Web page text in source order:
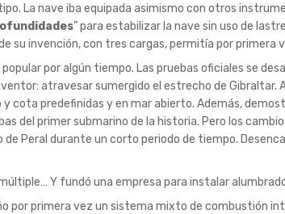
La nave iba equipada asimismo con otros
” para estabilizar la nave sin uso de
su invención, con tres cargas, permitía por primera
por algún tiempo. Las pruebas oficiales se
atravesar sumergido el estrecho de Gibraltar.
predefinidas y en mar abierto. Además,
del primer submarino de la historia. Pero los
Peral durante un corto periodo de tiempo.
Y fundó una empresa para instalar
por primera vez un sistema mixto de combustión